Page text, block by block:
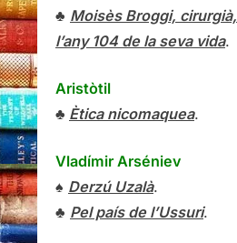
♣ Moisès Broggi, cirurgià,
l’any 104 de la seva vida.
Aristòtil
♣ Ètica nicomaquea.
Vladímir Arséniev
♠ Derzú Uzalà.
♣ Pel país de l’Ussuri.